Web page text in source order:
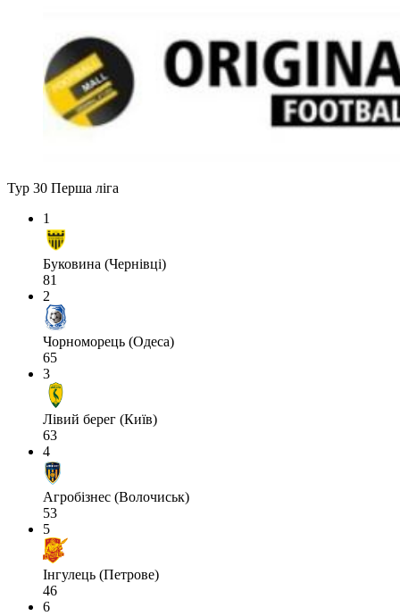
Тур 30 Перша ліга
1
Буковина (Чернівці)
81
2
Чорноморець (Одеса)
65
3
Лівий берег (Київ)
63
4
Агробізнес (Волочиськ)
53
5
Інгулець (Петрове)
46
6